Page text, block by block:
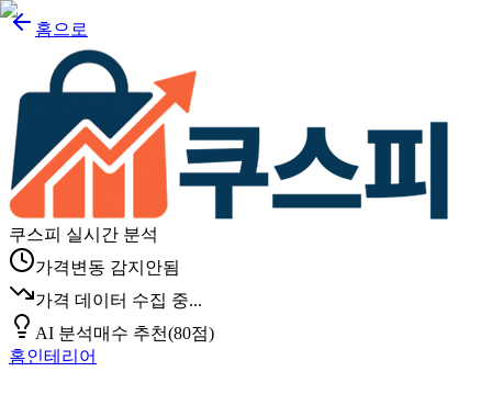
홈으로
쿠스피 실시간 분석
가격변동 감지안됨
가격 데이터 수집 중...
AI 분석매수 추천(80점)
홈인테리어